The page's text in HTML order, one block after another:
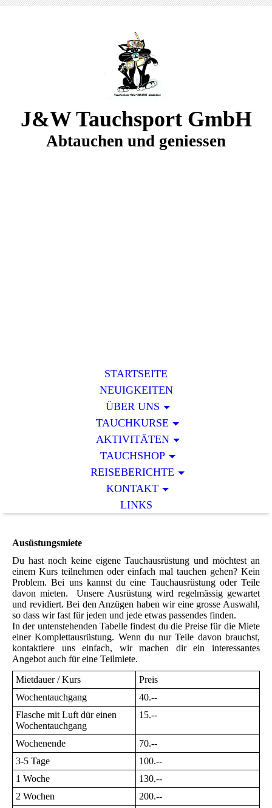
J&W Tauchsport GmbH
Abtauchen und geniessen
STARTSEITE
NEUIGKEITEN
ÜBER UNS
TAUCHKURSE
AKTIVITÄTEN
TAUCHSHOP
REISEBERICHTE
KONTAKT
LINKS
Ausüstungsmiete
Du hast noch keine eigene Tauchausrüstung und möchtest an
einem Kurs teilnehmen oder einfach mal tauchen gehen? Kein
Problem. Bei uns kannst du eine Tauchausrüstung oder Teile
davon mieten. Unsere Ausrüstung wird regelmässig gewartet
und revidiert. Bei den Anzügen haben wir eine grosse Auswahl,
so dass wir fast für jeden und jede etwas passendes finden.
In der untenstehenden Tabelle findest du die Preise für die Miete
einer Komplettausrüstung. Wenn du nur Teile davon brauchst,
kontaktiere uns einfach, wir machen dir ein interessantes
Angebot auch für eine Teilmiete.
Mietdauer / Kurs
Preis
Wochentauchgang
40.--
Flasche mit Luft dür einen
Wochentauchgang
15.--
Wochenende
70.--
3-5 Tage
100.--
1 Woche
130.--
2 Wochen
200.--